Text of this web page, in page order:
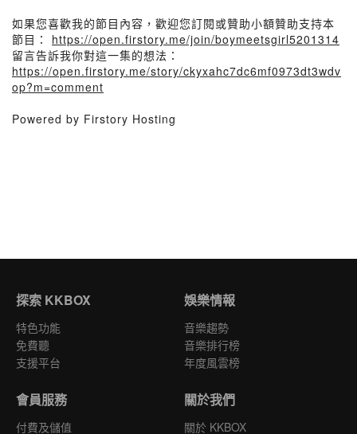
如果您喜歡我的節目內容，歡迎您訂閱或贊助小額贊助支持本
節目： https://open.firstory.me/join/boymeetsgirl5201314
留言告訴我你對這一集的想法：
https://open.firstory.me/story/ckyxahc7dc6mf0973dt3wdv
op?m=comment
Powered by Firstory Hosting
探索 KKBOX
特色功能
免費聽
支援平台
娛樂情報
音樂趨勢
音樂排行榜
年度風雲榜
會員服務
付費及儲值
關於我們
關於 KKBOX